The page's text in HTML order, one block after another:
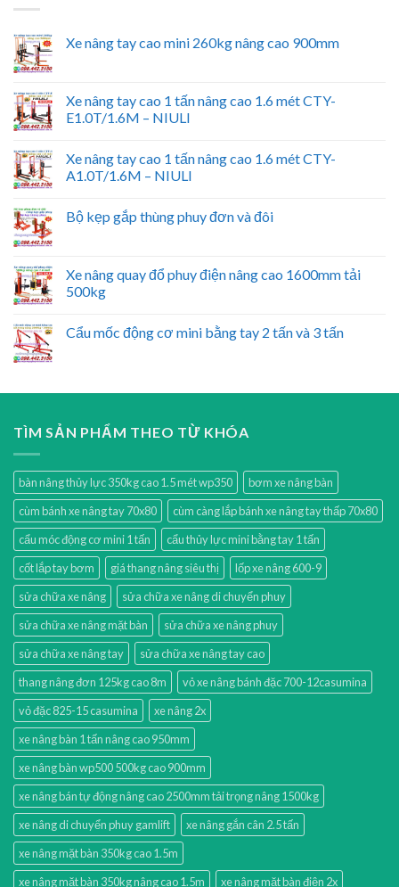
Xe nâng tay cao mini 260kg nâng cao 900mm
Xe nâng tay cao 1 tấn nâng cao 1.6 mét CTY-
E1.0T/1.6M – NIULI
Xe nâng tay cao 1 tấn nâng cao 1.6 mét CTY-
A1.0T/1.6M – NIULI
Bộ kẹp gắp thùng phuy đơn và đôi
Xe nâng quay đổ phuy điện nâng cao 1600mm tải
500kg
Cẩu mốc động cơ mini bằng tay 2 tấn và 3 tấn
TÌM SẢN PHẨM THEO TỪ KHÓA
bàn nâng thủy lực 350kg cao 1.5 mét wp350
bơm xe nâng bàn
cùm bánh xe nâng tay 70x80
cùm càng lắp bánh xe nâng tay thấp 70x80
cẩu móc động cơ mini 1 tấn
cẩu thủy lực mini bằng tay 1 tấn
cốt lắp tay bơm
giá thang nâng siêu thị
lốp xe nâng 600-9
sửa chữa xe nâng
sửa chữa xe nâng di chuyển phuy
sửa chữa xe nâng mặt bàn
sửa chữa xe nâng phuy
sửa chữa xe nâng tay
sửa chữa xe nâng tay cao
thang nâng đơn 125kg cao 8m
vỏ xe nâng bánh đặc 700-12casumina
vỏ đặc 825-15 casumina
xe nâng 2x
xe nâng bàn 1 tấn nâng cao 950mm
xe nâng bàn wp500 500kg cao 900mm
xe nâng bán tự động nâng cao 2500mm tải trọng nâng 1500kg
xe nâng di chuyển phuy gamlift
xe nâng gắn cân 2.5 tấn
xe nâng mặt bàn 350kg cao 1.5m
xe nâng mặt bàn 350kg nâng cao 1.5m
xe nâng mặt bàn điện 2x